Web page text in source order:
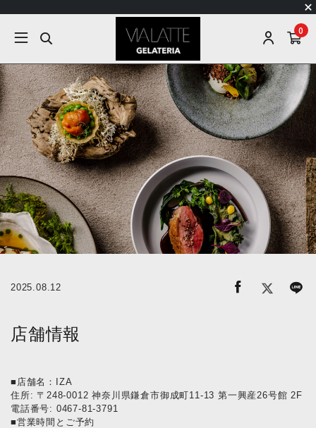
0
2025.08.12
店舗情報
■店舗名：IZA
住所: 〒248-0012 神奈川県鎌倉市御成町11-13 第一興産26号館 2F
電話番号: 0467-81-3791
■営業時間とご予約